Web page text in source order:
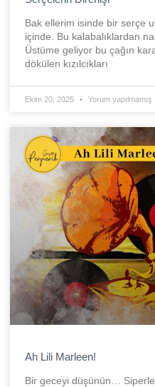
Bak ellerim isinde bir serçe
içinde. Bu kalabalıklardan
Üstüme geliyor bu çağın
dökülen kızılcıkları
Ekim 20, 2025 Yorum yapılmamış
Ah Lili Marleen!
Bir geceyi düşünün…